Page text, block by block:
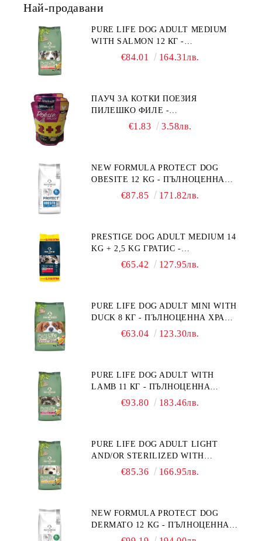
Най-продавани
PURE LIFE DOG ADULT MEDIUM
WITH SALMON 12 КГ -
ПЪЛНОЦЕННА ХРАНА ЗА
БЕЗ ЗЪРНО, БЕЗ ГЛУТЕН.
ПРОИЗВЕДЕНА ВЪВ ФРАНЦИЯ.
€84.01 164.31лв.
ПАУЧ ЗА КОТКИ ПОЕЗИЯ
ПИЛЕШКО ФИЛЕ -
ПРОМОКОМПЛЕКТ 3 БР.
€1.83 3.58лв.
NEW FORMULA PROTECT DOG
OBESITE 12 KG - ПЪЛНОЦЕННА
ДИЕТИЧНА ХРАНА ЗА КУЧЕТА
"РЕГУЛИРАНЕ НА ВНОСА НА
ГЛЮКОЗА (DIABETES MELLITUS)."
€87.85 171.82лв.
PRESTIGE DOG ADULT MEDIUM 14
KG + 2,5 KG ГРАТИС -
ПЪЛНОЦЕННА ХРАНА ЗА
€65.42 127.95лв.
PURE LIFE DOG ADULT MINI WITH
DUCK 8 КГ - ПЪЛНОЦЕННА ХРАНА
ЗА ПОРАСНАЛИ КУЧЕТА ОТ
ГЛУТЕН. ПРОИЗВЕДЕНА ВЪВ
ФРАНЦИЯ.
€63.04 123.30лв.
PURE LIFE DOG ADULT WITH
LAMB 11 КГ - ПЪЛНОЦЕННА
ХРАНА ЗА ПОРАСНАЛИ КУЧЕТА С
НАД 1 ГОДИНА. БЕЗ ЗЪРНО, БЕЗ
ГЛУТЕН. ПРОИЗВЕДЕНА ВЪВ
ФРАНЦИЯ.
€93.80 183.46лв.
PURE LIFE DOG ADULT LIGHT
AND/OR STERILIZED WITH
CHICKEN 12 КГ - ПЪЛНОЦЕННА
КАСТРИРАНИ КУЧЕТА ОТ ВСИЧКИ
ПОРОДИ НА ВЪЗРАСТ НАД 1
ГОДИНА, С ПИЛЕ. БЕЗ ЗЪРНО, БЕЗ
€85.36 166.95лв.
NEW FORMULA PROTECT DOG
DERMATO 12 KG - ПЪЛНОЦЕННА
ДИЕТИЧНА ХРАНА ЗА КУЧЕТА